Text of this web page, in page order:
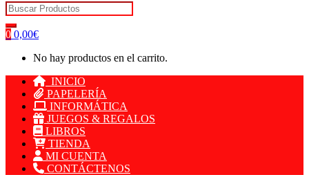
Search for:
0 0,00€
No hay productos en el carrito.
INICIO
PAPELERÍA
INFORMÁTICA
JUEGOS & REGALOS
LIBROS
TIENDA
MI CUENTA
CONTÁCTENOS